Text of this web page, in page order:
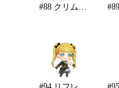
#88 クリムゾン・ロッカーズ